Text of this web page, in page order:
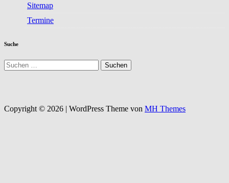
Sitemap
Termine
Suche
Suchen
nach:
Copyright © 2026 | WordPress Theme von MH Themes